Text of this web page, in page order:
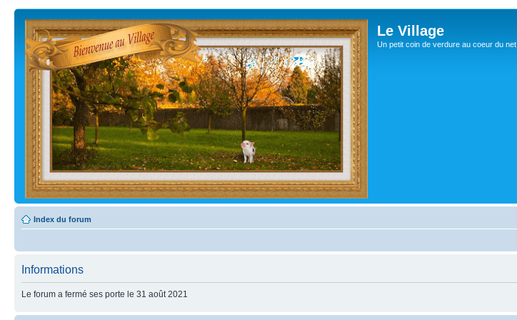
Le Village
Un petit coin de verdure au coeur du net
Index du forum
Informations
Le forum a fermé ses porte le 31 août 2021